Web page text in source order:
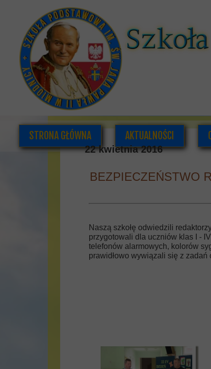
22 kwietnia 2016
Naszą szkołę odwiedzili
przygotowali dla uczniów klas I -
telefonów alarmowych, kolorów
prawidłowo wywiązali się z
BEZPIECZEŃSTWO
STRONA GŁÓWNA AKTUALNOŚCI